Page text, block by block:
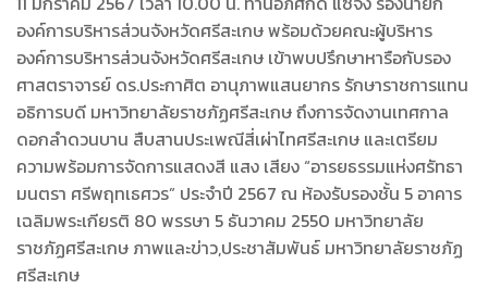
องค์การบริหารส่วนจังหวัดศรีสะเกษ พร้อมด้วยคณะผู้บริหาร
องค์การบริหารส่วนจังหวัดศรีสะเกษ เข้าพบปรึกษาหารือกับรอง
ศาสตราจารย์ ดร.ประกาศิต อานุภาพแสนยากร รักษาราชการแทน
อธิการบดี มหาวิทยาลัยราชภัฏศรีสะเกษ ถึงการจัดงานเทศกาล
ดอกลำดวนบาน สืบสานประเพณีสี่เผ่าไทศรีสะเกษ และเตรียม
ความพร้อมการจัดการแสดงสี แสง เสียง “อารยธรรมแห่งศรัทธา
มนตรา ศรีพฤทเธศวร” ประจำปี 2567 ณ ห้องรับรองชั้น 5 อาคาร
เฉลิมพระเกียรติ 80 พรรษา 5 ธันวาคม 2550 มหาวิทยาลัย
ราชภัฏศรีสะเกษ ภาพและข่าว,ประชาสัมพันธ์ มหาวิทยาลัยราชภัฏ
ศรีสะเกษ